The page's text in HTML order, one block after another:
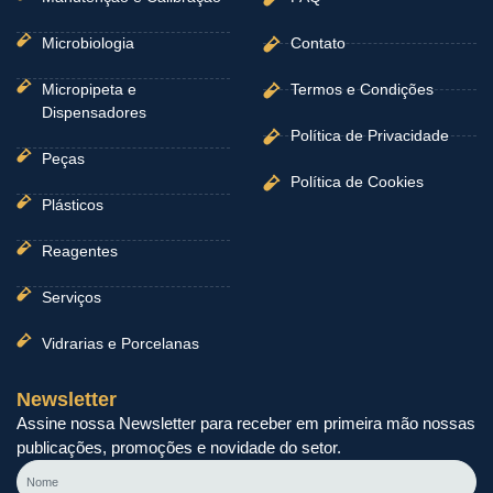
Microbiologia
Micropipeta e
Dispensadores
Peças
Plásticos
Reagentes
Serviços
Vidrarias e Porcelanas
Contato
Termos e Condições
Política de Privacidade
Política de Cookies
Newsletter
Assine nossa Newsletter para receber em primeira mão nossas
publicações, promoções e novidade do setor.
Nome